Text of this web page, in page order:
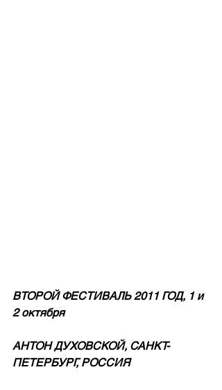
ВТОРОЙ ФЕСТИВАЛЬ 2011 ГОД, 1 и
2 октября
АНТОН ДУХОВСКОЙ, САНКТ-
ПЕТЕРБУРГ, РОССИЯ